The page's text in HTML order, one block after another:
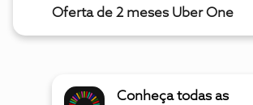
Oferta de 2 meses Uber One
Conheça todas as